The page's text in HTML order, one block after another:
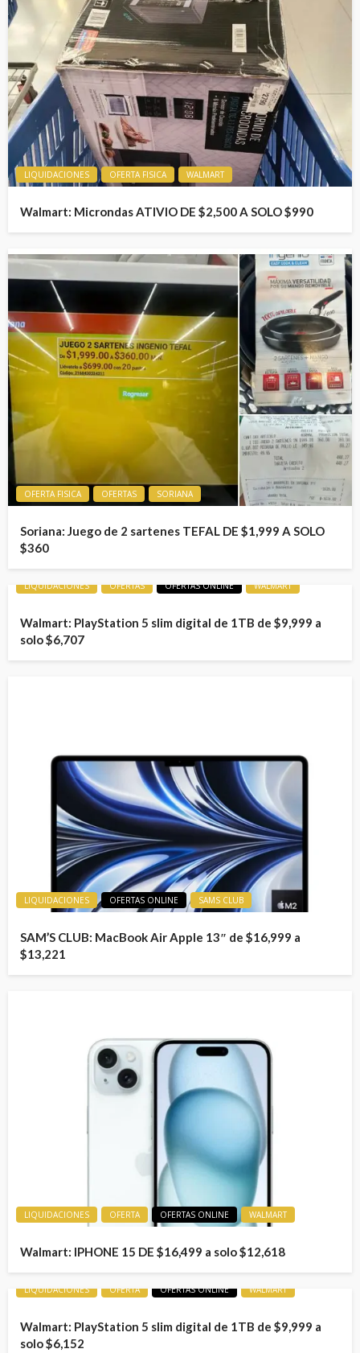
LIQUIDACIONES OFERTA FISICA WALMART
Walmart: Microndas ATIVIO DE $2,500 A SOLO $990
OFERTA FISICA OFERTAS SORIANA
Soriana: Juego de 2 sartenes TEFAL DE $1,999 A SOLO
$360
LIQUIDACIONES OFERTAS OFERTAS ONLINE WALMART
Walmart: PlayStation 5 slim digital de 1TB de $9,999 a
solo $6,707
LIQUIDACIONES OFERTAS ONLINE SAMS CLUB
SAM’S CLUB: MacBook Air Apple 13″ de $16,999 a
$13,221
LIQUIDACIONES OFERTA OFERTAS ONLINE WALMART
Walmart: IPHONE 15 DE $16,499 a solo $12,618
LIQUIDACIONES OFERTA OFERTAS ONLINE WALMART
Walmart: PlayStation 5 slim digital de 1TB de $9,999 a
solo $6,152